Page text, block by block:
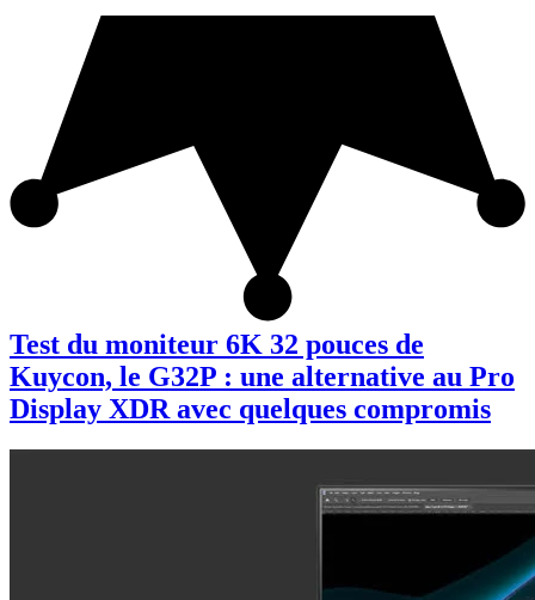
Test du moniteur 6K 32 pouces de
Kuycon, le G32P : une alternative au Pro
Display XDR avec quelques compromis